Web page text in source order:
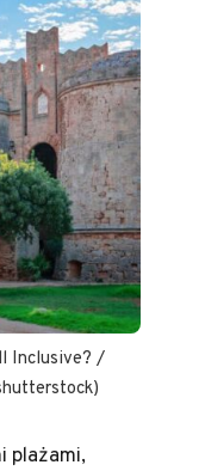
Inclusive? /
plażami,